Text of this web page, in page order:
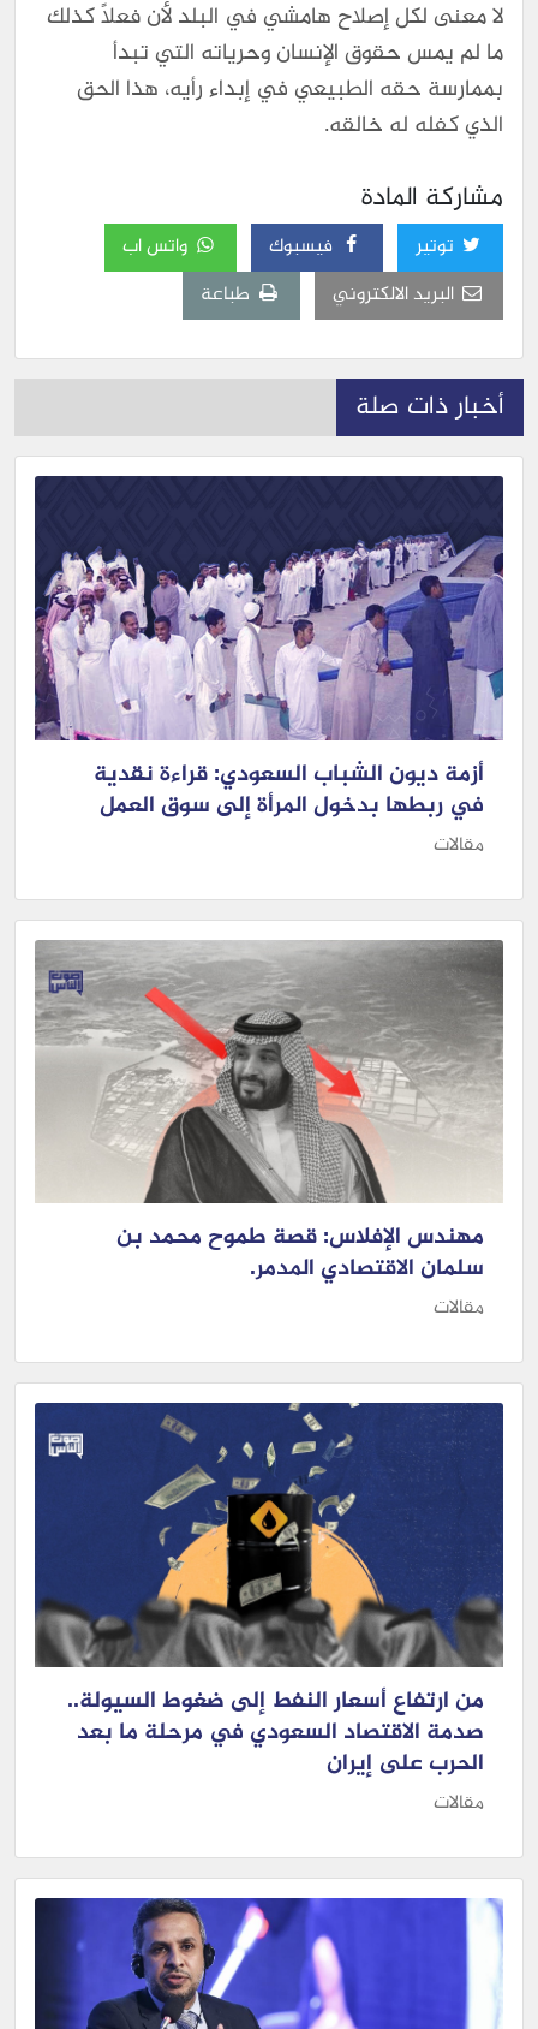
لا معنى لكل إصلاح هامشي في البلد لأن فعلاً كذلك
ما لم يمس حقوق الإنسان وحرياته التي تبدأ
بممارسة حقه الطبيعي في إبداء رأيه، هذا الحق
الذي كفله له خالقه.
مشاركة المادة
توتير فيسبوك
واتس اب
البريد الالكتروني
طباعة
أخبار ذات صلة
أزمة ديون الشباب السعودي: قراءة نقدية
في ربطها بدخول المرأة إلى سوق العمل
مقالات
مهندس الإفلاس: قصة طموح محمد بن
سلمان الاقتصادي المدمر.
مقالات
من ارتفاع أسعار النفط إلى ضغوط السيولة..
صدمة الاقتصاد السعودي في مرحلة ما بعد
الحرب على إيران
مقالات